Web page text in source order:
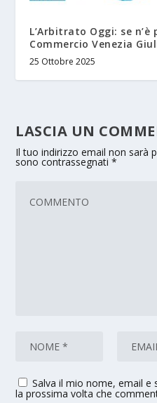
L’Arbitrato Oggi: se
Commercio Venezia
25 Ottobre 2025
LASCIA UN
Il tuo indirizzo email non sarà
sono contrassegnati*
Salva il mio nome, email
la prossima volta che